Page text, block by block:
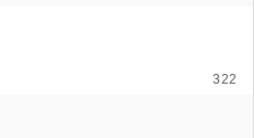
322